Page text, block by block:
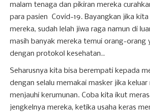
malam tenaga dan pikiran mereka
para pasien Covid-19. Bayangkan jika
mereka, sudah lelah jiwa raga namun di
masih banyak mereka temui orang-orang
dengan protokol kesehatan..
Seharusnya kita bisa berempati kepada
dengan selalu memakai masker jika keluar
menjauhi kerumunan. Coba kita ikut
jengkelnya mereka, ketika usaha keras